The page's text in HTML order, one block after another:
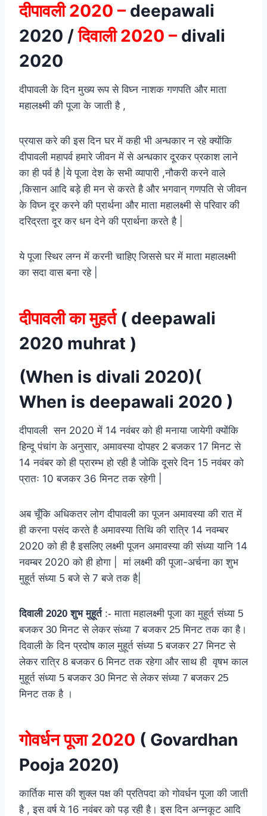
दीपावली 2020 – deepawali
2020 /दिवाली 2020 – divali
2020
दीपावली के दिन मुख्य रूप से विघ्न नाशक गणपति और माता
महालक्ष्मी की पूजा के जाती है ,
प्रयास करे की इस दिन घर में कही भी अन्धकार न रहे क्योंकि
दीपावली महापर्व हमारे जीवन में से अन्धकार दूरकर प्रकाश लाने
का ही पर्व है |ये पूजा देश के सभी व्यापारी ,नौकरी करने वाले
,किसान आदि बड़े ही मन से करते है और भगवान् गणपति से जीवन
के विघ्न दूर करने की प्रार्थना और माता महालक्ष्मी से परिवार की
दरिद्रता दूर कर धन देने की प्रार्थना करते है |
ये पूजा स्थिर लग्न में करनी चाहिए जिससे घर में माता महालक्ष्मी
का सदा वास बना रहे |
दीपावली का मुहर्त( deepawali
2020 muhrat )
(When is divali 2020)(
When is deepawali 2020 )
दीपावली सन 2020 में 14 नवंबर को ही मनाया जायेगी क्योंकि
हिन्दू पंचांग के अनुसार, अमावस्या दोपहर 2 बजकर 17 मिनट से
14 नवंबर को ही प्रारम्भ हो रही है जोकि दूसरे दिन 15 नवंबर को
प्रातः 10 बजकर 36 मिनट तक रहेगी |
अब चूँकि अधिकतर लोग दीपावली का पूजन अमावस्या की रात में
ही करना पसंद करते है अमावस्या तिथि की रात्रि 14 नवम्बर
2020 को ही है इसलिए लक्ष्मी पूजन अमावस्या की संध्या यानि 14
नवम्बर 2020 को ही होगा | मां लक्ष्मी की पूजा-अर्चना का शुभ
मुहूर्त संध्या 5 बजे से 7 बजे तक है|
दिवाली 2020 शुभ मुहूर्त:- माता महालक्ष्मी पूजा का मुहूर्त संध्या 5
बजकर 30 मिनट से लेकर संध्या 7 बजकर 25 मिनट तक का है।
दिवाली के दिन प्रदोष काल मुहूर्त संध्या 5 बजकर 27 मिनट से
लेकर रात्रि 8 बजकर 6 मिनट तक रहेगा और साथ ही वृषभ काल
मुहूर्त संध्या 5 बजकर 30 मिनट से लेकर संध्या 7 बजकर 25
मिनट तक है ।
गोवर्धन पूजा 2020 ( Govardhan
Pooja 2020)
कार्तिक मास की शुक्ल पक्ष की प्रतिपदा को गोवर्धन पूजा की जाती
है , इस वर्ष ये 16 नवंबर को पड़ रही है। इस दिन अन्नकूट आदि